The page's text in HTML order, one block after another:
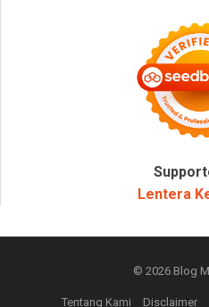
Lentera
© 2026 Blog
Tentang Kami Disclaimer